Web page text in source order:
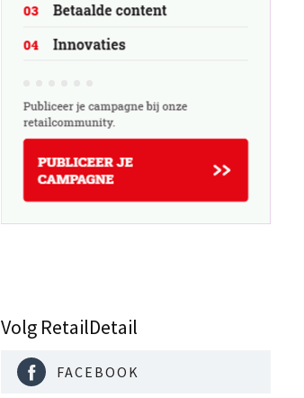
Volg RetailDetail
FACEBOOK